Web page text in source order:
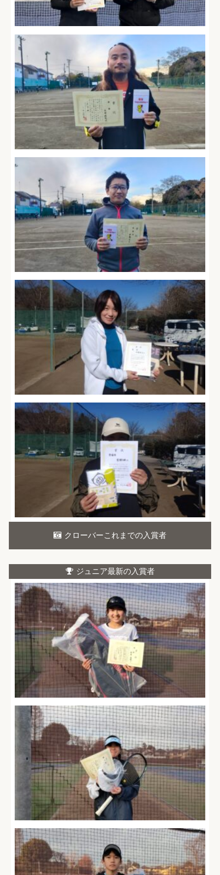
クローバーこれまでの入賞者
ジュニア最新の入賞者